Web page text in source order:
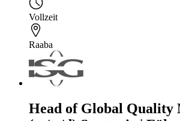
Vollzeit
Raaba
Head of Global Quality